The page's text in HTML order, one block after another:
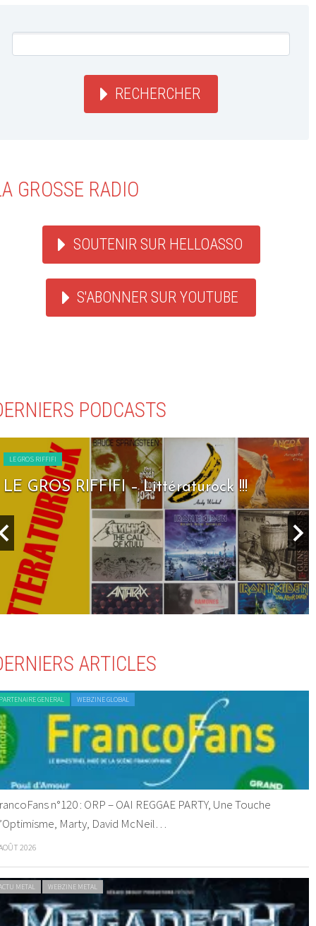
RECHERCHER
GROSSE RADIO
SOUTENIR SUR HELLOASSO
S'ABONNER SUR YOUTUBE
PODCASTS
LE GROS RIFFIFI
LE GROS RIFFIFI – Littératurock !!!
ARTICLES
GENERAL WEBZINE GLOBAL
n°120 : ORP – OAI REGGAE PARTY, Une Touche
Marty, David McNeil…
2026
METAL WEBZINE METAL